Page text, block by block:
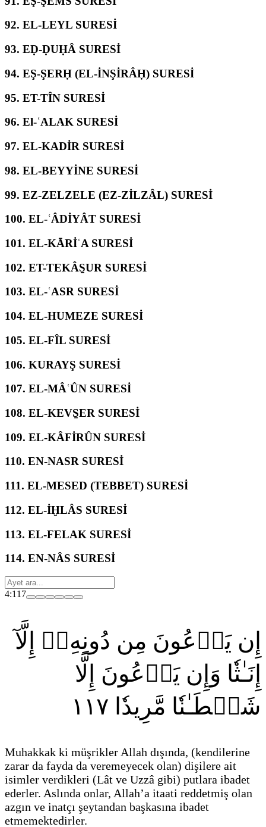
92. EL-LEYL SURESİ
93. EḌ-ḌUḤÂ SURESİ
94. EŞ-ŞERḤ (EL-İNŞİRÂḤ) SURESİ
95. ET-TÎN SURESİ
96. El-ʿALAK SURESİ
97. EL-KADİR SURESİ
98. EL-BEYYİNE SURESİ
99. EZ-ZELZELE (EZ-ZİLZÂL) SURESİ
100. EL-ʿÂDİYÂT SURESİ
101. EL-KĀRİʿA SURESİ
102. ET-TEKÂS̱UR SURESİ
103. EL-ʿASR SURESİ
104. EL-HUMEZE SURESİ
105. EL-FÎL SURESİ
106. KURAYŞ SURESİ
107. EL-MÂʿÛN SURESİ
108. EL-KEVS̱ER SURESİ
109. EL-KÂFİRÛN SURESİ
110. EN-NASR SURESİ
111. EL-MESED (TEBBET) SURESİ
112. EL-İḪLÂS SURESİ
113. EL-FELAK SURESİ
114. EN-NÂS SURESİ
4:117
إِن يَدۡعُونَ مِن دُونِهِۦٓ إِلَّآ
إِنَـٰثٗا وَإِن يَدۡعُونَ إِلَّا
شَيۡطَـٰنٗا مَّرِيدٗا ١١٧
Muhakkak ki müşrikler Allah dışında, (kendilerine
zarar da fayda da veremeyecek olan) dişilere ait
isimler verdikleri (Lât ve Uzzâ gibi) putlara ibadet
ederler. Aslında onlar, Allah’a itaati reddetmiş olan
azgın ve inatçı şeytandan başkasına ibadet
etmemektedirler.